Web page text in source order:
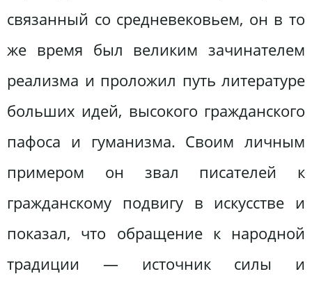
связанный со средневековьем, он в то
же время был великим зачинателем
реализма и проложил путь литературе
больших идей, высокого гражданского
пафоса и гуманизма. Своим личным
примером он звал писателей к
гражданскому подвигу в искусстве и
показал, что обращение к народной
традиции — источник силы и